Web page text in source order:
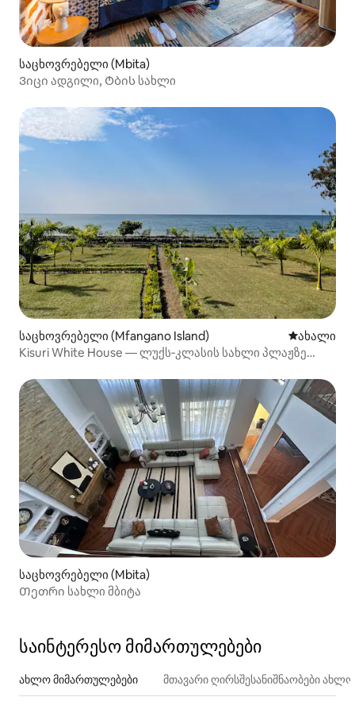
საცხოვრებელი (Mbita)
Ვიცი ადგილი, Ტბის სახლი
საცხოვრებელი (Mfangano Island) ახლად
ახალი
Kisuri White House — ლუქს‑კლასის სახლი პლაჟზე
საცხოვრებელი (Mbita)
Თეთრი სახლი მბიტა
საინტერესო მიმართულებები
ახლო მიმართულებები მთავარი ღირსშესანიშნაობები